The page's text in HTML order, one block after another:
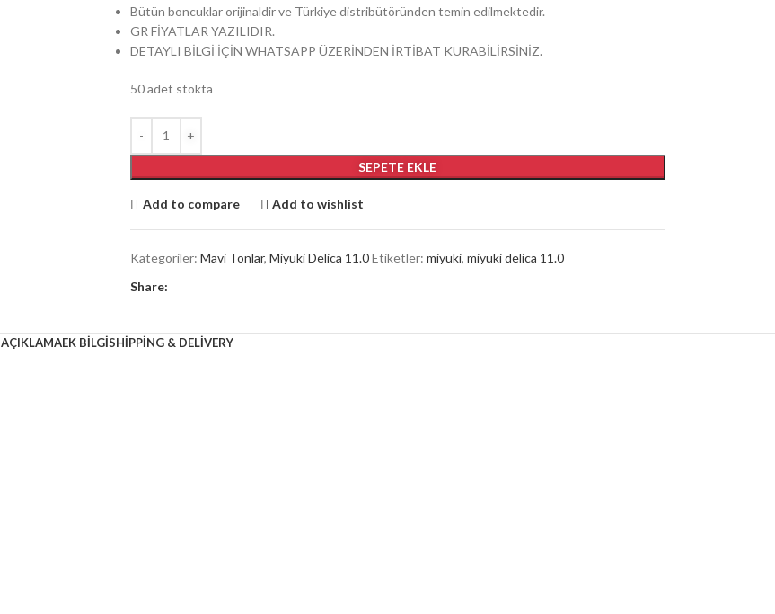
Bütün boncuklar orijinaldir ve Türkiye distribütöründen temin edilmektedir.
GR FİYATLAR YAZILIDIR.
DETAYLI BİLGİ İÇİN WHATSAPP ÜZERİNDEN İRTİBAT KURABİLİRSİNİZ.
50 adet stokta
SEPETE EKLE
Add to compare Add to wishlist
Kategoriler: Mavi Tonlar, Miyuki Delica 11.0Etiketler: miyuki, miyuki delica 11.0
Share:
AÇIKLAMAEK BILGISHIPPING & DELIVERY